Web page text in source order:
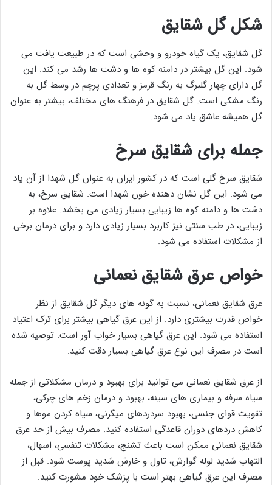
شکل گل شقایق
گل شقایق، یک گیاه خودرو و وحشی است که در طبیعت یافت می
شود. این گل بیشتر در دامنه کوه ها و دشت ها رشد می کند. این
گل دارای چهار گلبرگ به رنگ قرمز و تعدادی پرچم در وسط گل به
رنگ مشکی است. گل شقایق در فرهنگ های مختلف، بیشتر به عنوان
گل همیشه عاشق یاد می شود.
جمله برای شقایق سرخ
شقایق سرخ گلی است که در کشور ایران به عنوان گل شهدا از آن یاد
می شود. این گل نشان دهنده خون شهدا است. شقایق سرخ، به
دشت ها و دامنه کوه ها زیبایی بسیار زیادی می بخشد. علاوه بر
زیبایی، در طب سنتی نیز کاربرد بسیار زیادی دارد و برای درمان برخی
از مشکلات استفاده می شود.
خواص عرق شقایق نعمانی
عرق شقایق نعمانی، نسبت به گونه های دیگر گل شقایق از نظر
خواص قدرت بیشتری دارد. از این عرق گیاهی بیشتر برای ترک اعتیاد
استفاده می شود. این عرق گیاهی بسیار خواب آور است. توصیه شده
است در مصرف این نوع عرق گیاهی بسیار دقت کنید.
از عرق شقایق نعمانی می توانید برای بهبود و درمان مشکلاتی از جمله
سیاه سرفه و بیماری های سینه، بهبود و درمان زخم های چرکی،
تقویت قوای جنسی، بهبود سردردهای میگرنی، سیاه کردن موها و
کاهش دردهای دوران قاعدگی استفاده کنید. مصرف بیش از حد عرق
شقایق نعمانی ممکن است باعث تشنج، مشکلات تنفسی، اسهال،
التهاب شدید لوله گوارش، تاول و خارش شدید پوست شود. قبل از
مصرف این عرق گیاهی بهتر است با پزشک خود مشورت کنید.